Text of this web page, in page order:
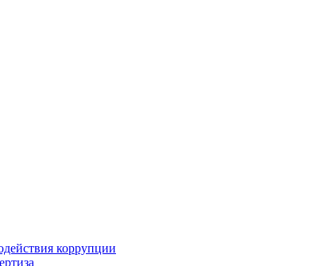
коррупции